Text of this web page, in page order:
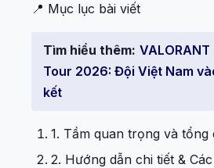
📍 Mục lục bài viết
Tìm hiểu thêm:
Tour 2026: Đội Việt Nam
kết
1. Tầm quan trọng và tổng
2. Hướng dẫn chi tiết &